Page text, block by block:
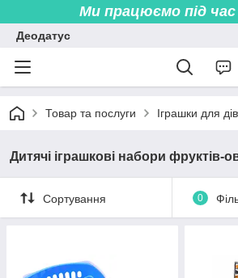
Ми працюємо під час
Деодатус
Товар та послуги Іграшки для
Дитячі іграшкові набори фруктів-
Сортування 0